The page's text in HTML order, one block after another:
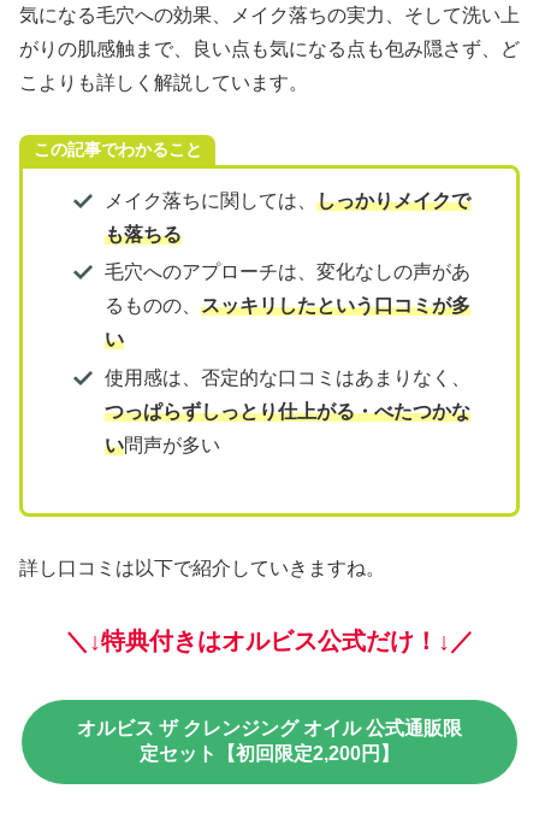
気になる毛穴への効果、メイク落ちの実力、そして洗い上
がりの肌感触まで、良い点も気になる点も包み隠さず、ど
こよりも詳しく解説しています。
この記事でわかること
メイク落ちに関しては、 しっかりメイクで
も落ちる
毛穴へのアプローチは、変化なしの声があ
るものの、 スッキリしたという口コミが多
い
使用感は、否定的な口コミはあまりなく、
つっぱらずしっとり仕上がる・べたつかな
い問声が多い
詳し口コミは以下で紹介していきますね。
＼↓特典付きはオルビス公式だけ！↓／
オルビス ザ クレンジング オイル 公式通販限
定セット【初回限定2,200円】